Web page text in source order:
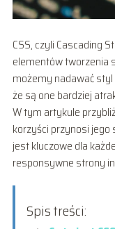
CSS, czyli Cascading
elementów tworzenia
możemy nadawać
że są one bardziej
W tym artykule
korzyści przynosi
jest kluczowe dla
responsywne strony
Spis treści: